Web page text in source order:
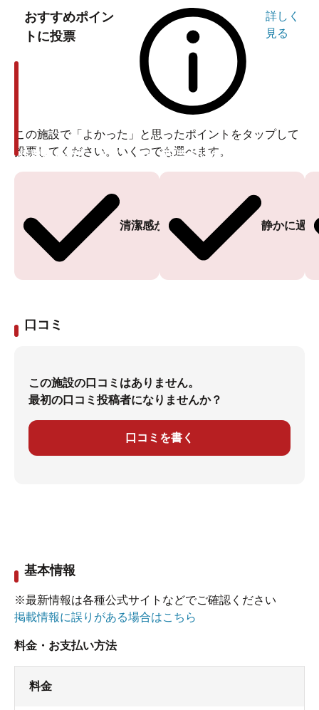
おすすめポイン
トに投票
詳しく
見る
この施設で「よかった」と思ったポイントをタップして
投票してください。いくつでも選べます。
清潔感がある
投票ありがとうございます
静かに過
投票ありがとうございます
口コミ
この施設の口コミはありません。
最初の口コミ投稿者になりませんか？
口コミを書く
基本情報
※最新情報は各種公式サイトなどでご確認ください
掲載情報に誤りがある場合はこちら
料金・お支払い方法
料金